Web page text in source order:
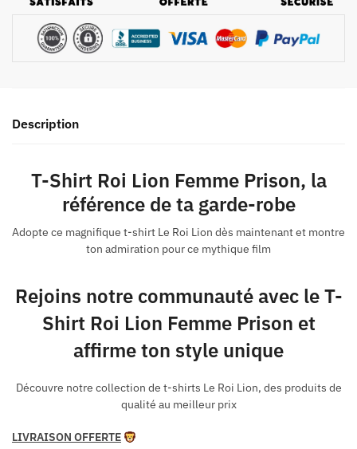
Description
T-Shirt Roi Lion Femme Prison, la
référence de ta garde-robe
Adopte ce magnifique t-shirt Le Roi Lion dès maintenant et montre
ton admiration pour ce mythique film
Rejoins notre communauté avec le T-
Shirt Roi Lion Femme Prison et
affirme ton style unique
Découvre notre collection de t-shirts Le Roi Lion, des produits de
qualité au meilleur prix
LIVRAISON OFFERTE